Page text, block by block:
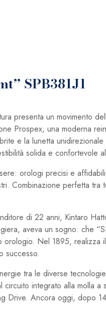
SPB381J1
presenta un movimento
Prospex, una moderna
e la lunetta
solida e confortevole
orologi precisi e
Combinazione perfetta
di 22 anni, Kintaro
aveva un sogno: che
orologio. Nel 1895,
successo.
tra le diverse
integrato alla molla
Ancora oggi, dopo